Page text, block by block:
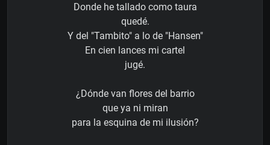
Donde he tallado como taura
quedé.
Y del "Tambito" a lo de "Hansen"
En cien lances mi cartel
jugé.
¿Dónde van flores del barrio
que ya ni miran
para la esquina de mi ilusión?